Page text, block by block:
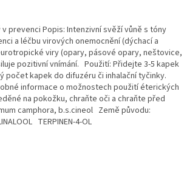
prevenci Popis: Intenzivní svěží vůně s tóny
a léčbu virových onemocnění (dýchací a
viry (opary, pásové opary, neštovice,
pozitivní vnímání. Použití: Přidejte 3-5 kapek
počet kapek do difuzéru či inhalační tyčinky.
informace o možnostech použití éterických
na pokožku, chraňte oči a chraňte před
camphora, b.s.cineol Země původu:
TERPINEN-4-OL